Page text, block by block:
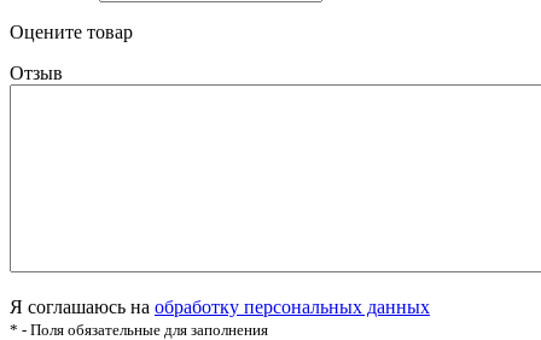
Оцените товар
Отзыв
Я соглашаюсь на обработку персональных данных
* - Поля обязательные для заполнения